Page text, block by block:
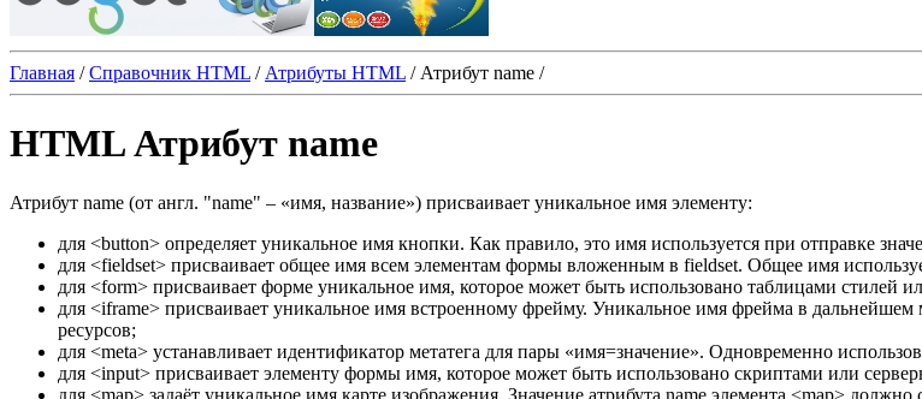
Главная / Справочник HTML / Атрибуты HTML / Атрибут name /
HTML Атрибут name
Атрибут name (от англ. "name" ‒ «имя, название») присваивает уникальное имя элементу:
для <button> определяет уникальное имя кнопки. Как правило, это имя используется при отправке
для <fieldset> присваивает общее имя всем элементам формы вложенным в fieldset. Общее имя
для <form> присваивает форме уникальное имя, которое может быть использовано таблицами стилей
для <iframe> присваивает уникальное имя встроенному фрейму. Уникальное имя фрейма в
ресурсов;
для <meta> устанавливает идентификатор метатега для пары «имя=значение». Одновременно
для <input> присваивает элементу формы имя, которое может быть использовано скриптами или
для <map> задаёт уникальное имя карте изображения. Значение атрибута name элемента <map> должно